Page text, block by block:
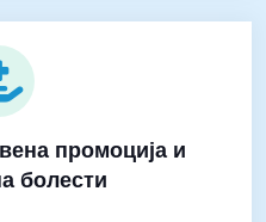
промоција и
болести